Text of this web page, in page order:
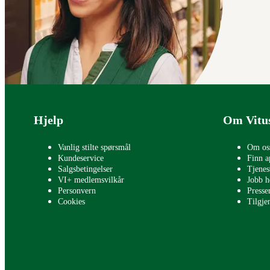
Bunntekst
Hjelp
Vanlig stilte spørsmål
Kundeservice
Salgsbetingelser
VI+ medlemsvilkår
Personvern
Cookies
Om
Om
Finn
Jobb